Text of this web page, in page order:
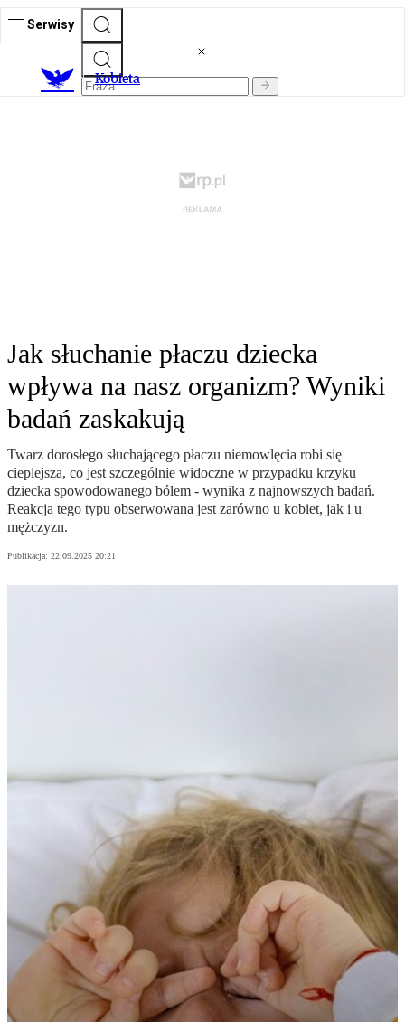
Serwisy
Kobieta
Jak słuchanie płaczu dziecka
wpływa na nasz organizm? Wyniki
badań zaskakują
Twarz dorosłego słuchającego płaczu niemowlęcia robi się
cieplejsza, co jest szczególnie widoczne w przypadku krzyku
dziecka spowodowanego bólem - wynika z najnowszych badań.
Reakcja tego typu obserwowana jest zarówno u kobiet, jak i u
mężczyzn.
Publikacja: 22.09.2025 20:21